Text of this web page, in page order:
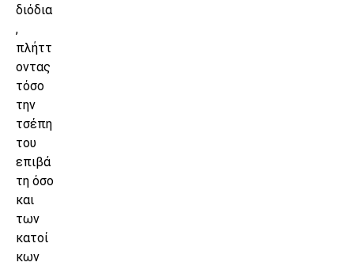
διόδια
,
πλήττ
οντας
τόσο
την
τσέπη
του
επιβά
τη όσο
και
των
κατοί
κων